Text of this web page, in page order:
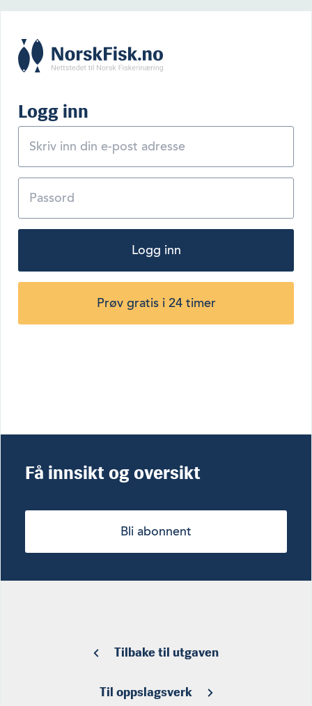
Logg inn
Logg inn
Prøv gratis i 24 timer
Få innsikt og oversikt
Bli abonnent
Tilbake til utgaven
Til oppslagsverk